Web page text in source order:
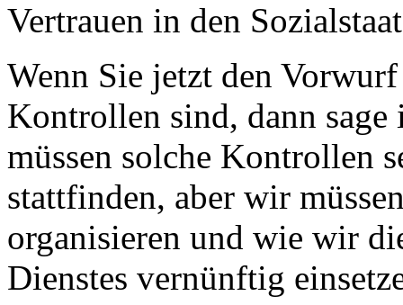
Vertrauen in den
Wenn Sie jetzt den
Kontrollen sind, dann
müssen solche Kontrollen
stattfinden, aber wir
organisieren und wie wir
Dienstes vernünftig